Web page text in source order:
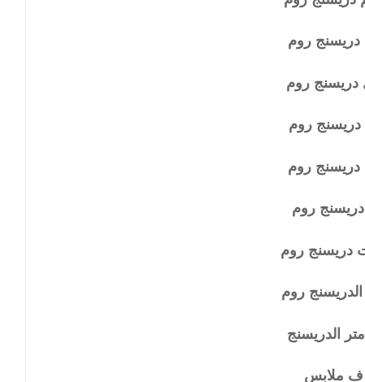
دريسنج روم
دريسنج روم
روم
روم
روم
دريسنج روم
روم
الدريسنج
ملابس